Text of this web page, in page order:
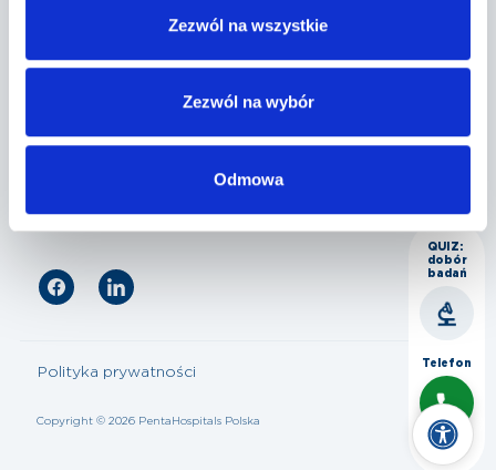
Zezwól na wszystkie
Zezwól na wybór
Odmowa
Copyright © 2026 PentaHospitals Polska
Polityka prywatności
QUIZ:
dobór
badań
Telefon
Czat